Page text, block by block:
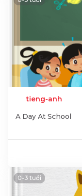
tieng-anh
A Day At School
0-3 tuổi